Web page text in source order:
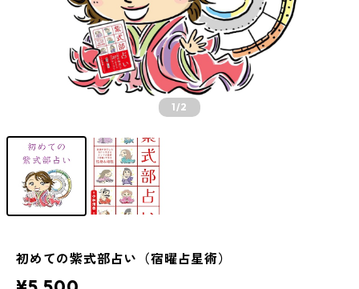
1/2
初めての紫式部占い（宿曜占星術）